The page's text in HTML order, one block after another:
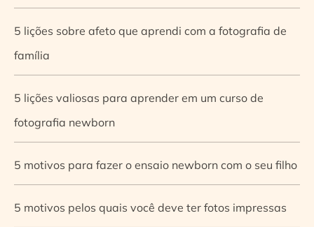
5 lições sobre afeto que aprendi com a fotografia de
família
5 lições valiosas para aprender em um curso de
fotografia newborn
5 motivos para fazer o ensaio newborn com o seu filho
5 motivos pelos quais você deve ter fotos impressas